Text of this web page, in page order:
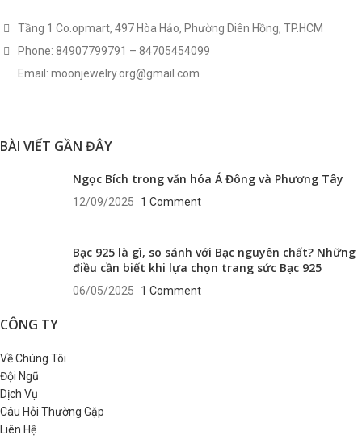
Tầng 1 Co.opmart, 497 Hòa Hảo, Phường Diên Hồng, TP.HCM
Phone: 84907799791 – 84705454099
Email: moonjewelry.org@gmail.com
BÀI VIẾT GẦN ĐÂY
Ngọc Bích trong văn hóa Á Đông và Phương Tây
12/09/2025 1 Comment
Bạc 925 là gì, so sánh với Bạc nguyên chất? Những
điều cần biết khi lựa chọn trang sức Bạc 925
06/05/2025 1 Comment
CÔNG TY
Về Chúng Tôi
Đội Ngũ
Dịch Vụ
Câu Hỏi Thường Gặp
Liên Hệ